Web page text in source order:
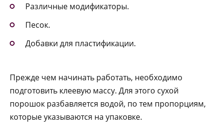
Различные модификаторы.
Песок.
Добавки для пластификации.
Прежде чем начинать работать, необходимо
подготовить клеевую массу. Для этого сухой
порошок разбавляется водой, по тем пропорциям,
которые указываются на упаковке.